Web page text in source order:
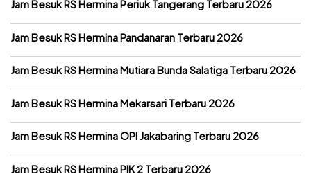
Jam Besuk RS Hermina Periuk Tangerang Terbaru 2026
Jam Besuk RS Hermina Pandanaran Terbaru 2026
Jam Besuk RS Hermina Mutiara Bunda Salatiga Terbaru 2026
Jam Besuk RS Hermina Mekarsari Terbaru 2026
Jam Besuk RS Hermina OPI Jakabaring Terbaru 2026
Jam Besuk RS Hermina PIK 2 Terbaru 2026